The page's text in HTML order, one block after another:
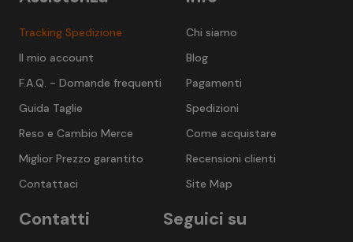
Chi siamo
Blog
Pagamenti
Spedizioni
Come acquistare
Recensioni clienti
Site Map
Tracking Spedizione
Il mio account
F.A.Q. - Domande frequenti
Guida Taglie
Reso e Cambio Merce
Miglior Prezzo garantito
Contattaci
Contatti Seguici su